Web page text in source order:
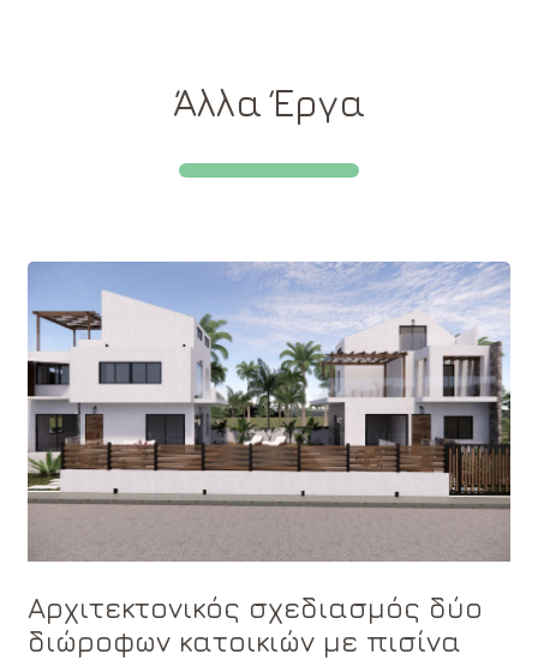
Άλλα Έργα
Αρχιτεκτονικός σχεδιασμός δύο
διώροφων κατοικιών με πισίνα